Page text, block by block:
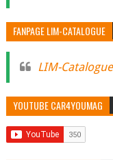
FANPAGE LIM-CATALOGUE
LIM-Catalogue
YOUTUBE CAR4YOUMAG